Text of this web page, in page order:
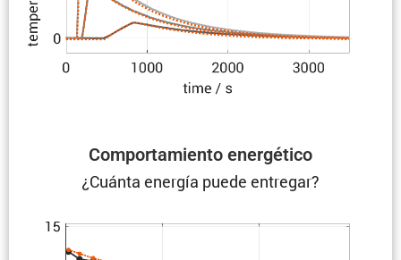
Compor­ta­miento energético
¿Cuánta energía puede entregar?